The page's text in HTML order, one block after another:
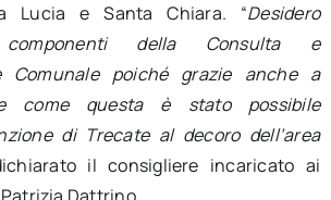
Lucia e Santa Chiara. “Desidero
della Consulta e
Comunale poiché grazie anche a
come questa è stato possibile
di Trecate al decoro dell’area
il consigliere incaricato ai